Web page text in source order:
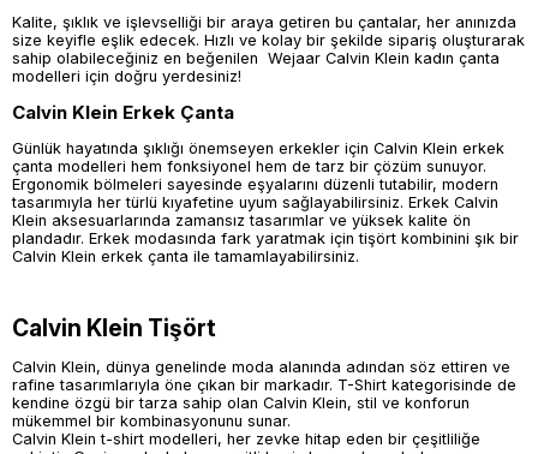
Kalite, şıklık ve işlevselliği bir araya getiren bu çantalar, her anınızda
size keyifle eşlik edecek. Hızlı ve kolay bir şekilde sipariş oluşturarak
sahip olabileceğiniz en beğenilen Wejaar Calvin Klein kadın çanta
modelleri için doğru yerdesiniz!
Calvin Klein Erkek Çanta
Günlük hayatında şıklığı önemseyen erkekler için Calvin Klein erkek
çanta modelleri hem fonksiyonel hem de tarz bir çözüm sunuyor.
Ergonomik bölmeleri sayesinde eşyalarını düzenli tutabilir, modern
tasarımıyla her türlü kıyafetine uyum sağlayabilirsiniz. Erkek Calvin
Klein aksesuarlarında zamansız tasarımlar ve yüksek kalite ön
plandadır. Erkek modasında fark yaratmak için tişört kombinini şık bir
Calvin Klein erkek çanta ile tamamlayabilirsiniz.
Calvin Klein Tişört
Calvin Klein, dünya genelinde moda alanında adından söz ettiren ve
rafine tasarımlarıyla öne çıkan bir markadır. T-Shirt kategorisinde de
kendine özgü bir tarza sahip olan Calvin Klein, stil ve konforun
mükemmel bir kombinasyonunu sunar.
Calvin Klein t-shirt modelleri, her zevke hitap eden bir çeşitliliğe